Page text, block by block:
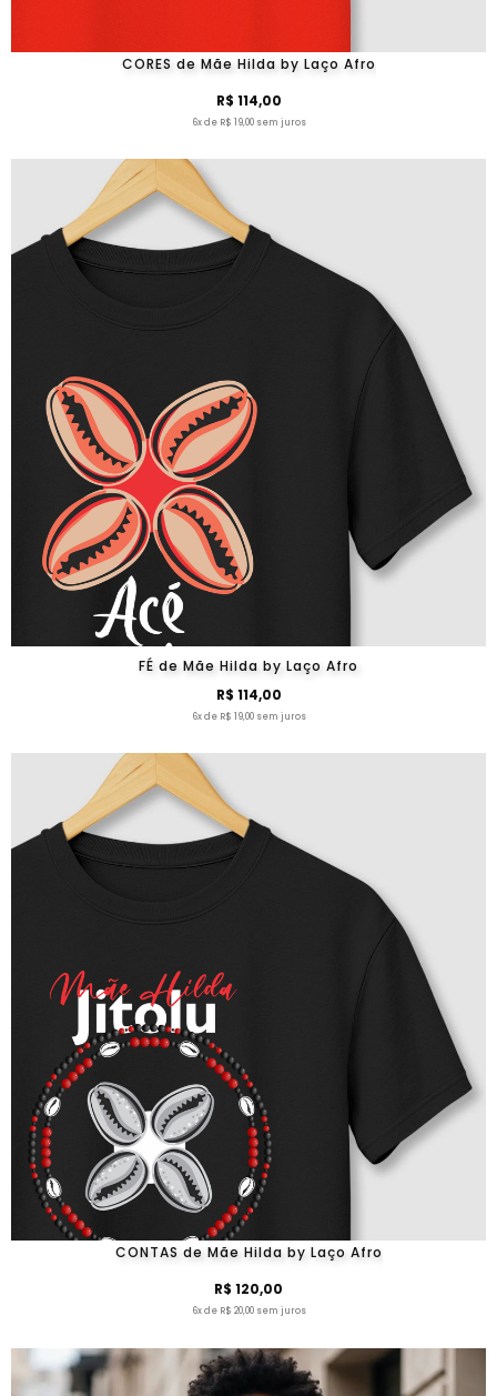
CORES de Mãe Hilda by Laço Afro
R$ 114,00
6x de R$ 19,00 sem juros
FÉ de Mãe Hilda by Laço Afro
R$ 114,00
6x de R$ 19,00 sem juros
CONTAS de Mãe Hilda by Laço Afro
R$ 120,00
6x de R$ 20,00 sem juros